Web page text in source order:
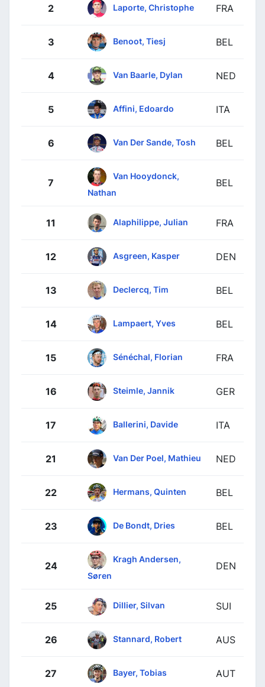
2 Laporte, Christophe FRA
3 Benoot, Tiesj BEL
4 Van Baarle, Dylan NED
5 Affini, Edoardo ITA
6 Van Der Sande, Tosh BEL
7
Van Hooydonck,
Nathan
BEL
11 Alaphilippe, Julian FRA
12 Asgreen, Kasper DEN
13 Declercq, Tim BEL
14 Lampaert, Yves BEL
15 Sénéchal, Florian FRA
16 Steimle, Jannik GER
17 Ballerini, Davide ITA
21 Van Der Poel, Mathieu NED
22 Hermans, Quinten BEL
23 De Bondt, Dries BEL
24
Kragh Andersen,
Søren
DEN
25 Dillier, Silvan SUI
26 Stannard, Robert AUS
27 Bayer, Tobias AUT